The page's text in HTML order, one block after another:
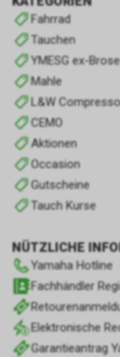
Fahrrad
Tauchen
YMESG ex-Brose
Mahle
L&W
CEMO
Aktionen
Occasion
Gutscheine
Tauch Kurse
NÜTZLICHE
Yamaha Hotline
Fachhändler
Elektronische
Garantieantrag